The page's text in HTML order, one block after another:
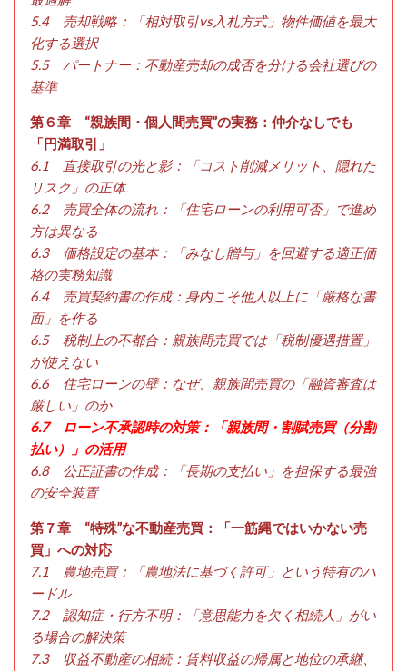
5.4 売却戦略：「相対取引vs入札方式」物件価値を最大
化する選択
5.5 パートナー：不動産売却の成否を分ける会社選びの
基準
第６章 “親族間・個人間売買”の実務：仲介なしでも
「円満取引」
6.1 直接取引の光と影：「コスト削減メリット、隠れた
リスク」の正体
6.2 売買全体の流れ：「住宅ローンの利用可否」で進め
方は異なる
6.3 価格設定の基本：「みなし贈与」を回避する適正価
格の実務知識
6.4 売買契約書の作成：身内こそ他人以上に「厳格な書
面」を作る
6.5 税制上の不都合：親族間売買では「税制優遇措置」
が使えない
6.6 住宅ローンの壁：なぜ、親族間売買の「融資審査は
厳しい」のか
6.7 ローン不承認時の対策：「親族間・割賦売買（分割
払い）」の活用
6.8 公正証書の作成：「長期の支払い」を担保する最強
の安全装置
第７章 “特殊”な不動産売買：「一筋縄ではいかない売
買」への対応
7.1 農地売買：「農地法に基づく許可」という特有のハ
ードル
7.2 認知症・行方不明：「意思能力を欠く相続人」がい
る場合の解決策
7.3 収益不動産の相続：賃料収益の帰属と地位の承継、